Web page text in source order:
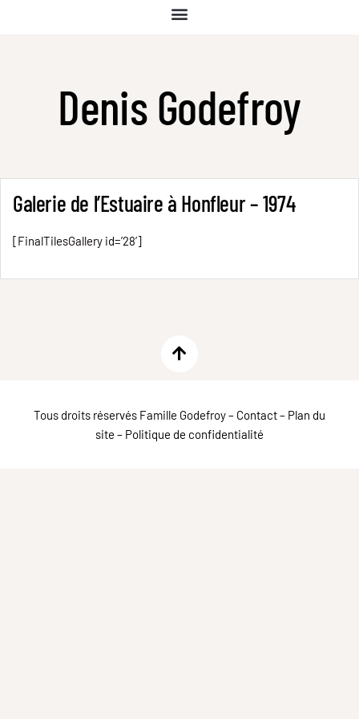
Denis Godefroy
Galerie de l’Estuaire à Honfleur – 1974
[FinalTilesGallery id=’28’]
Tous droits réservés Famille Godefroy – Contact– Plan du
site – Politique de confidentialité